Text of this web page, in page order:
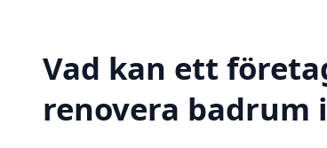
Vad kan ett
renovera badrum